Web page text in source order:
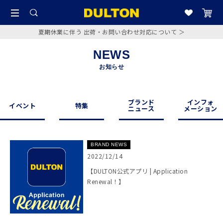
夏期休業に伴う 出荷・お問い合わせ対応について ＞
NEWS
お知らせ
イベント 特集 ブランド
ニュース
インフォ
メーション
BRAND NEWS
2022/12/14
【DULTON公式アプリ | Application
Renewal！】